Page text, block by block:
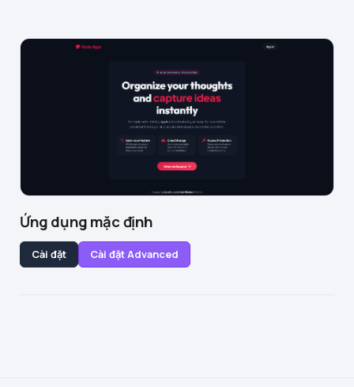
Ứng dụng mặc định
Cài đặt Cài đặt Advanced